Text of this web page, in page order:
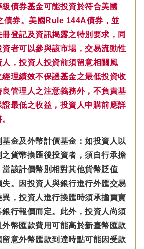
級債券基金可能投資於符合美國
債券。美國Rule 144A債券，並
登記及資訊揭露之特別要求，同
資者可以參與該市場，交易流動性
，投資人投資前須留意相關風
經理績效不保證基金之最低投資收
管理人之注意義務外，不負責基
最低之收益，投資人申購前應詳
金及外幣計價基金：如投資人以
貨幣換匯後投資者，須自行承擔
當該計價幣別相對其他貨幣貶值
失。因投資人與銀行進行外匯交易
，投資人進行換匯時須承擔買賣
行報價而定。此外，投資人尚須
幣匯款費用可能高於新臺幣匯款
意外幣匯款到達時點可能因受款